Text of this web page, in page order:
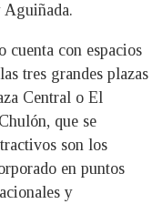
Aguiñada.
cuenta con espacios
tres grandes plazas
Central o El
que se
son los
en puntos
y